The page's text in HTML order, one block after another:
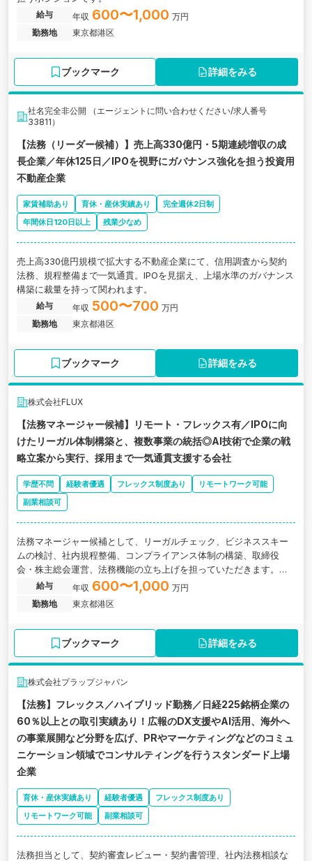
給与 年収 600〜1,000 万円
勤務地
東京都港区
ブックマーク 詳細をみる
社名完全非公開 （エージェントに問い合わせください/求人番号
33811）
【法務（リーダー候補）】売上高330億円・5期連続増収の成
長企業／年休125日／IPOを視野にガバナンス強化を担う投資用
不動産企業
家賃補助あり 育休・産休実績あり
完全週休2日制
年間休日120日以上
残業少なめ
売上高330億円規模で拡大する不動産企業にて、信用調査から契約
法務、規程整備まで一気通貫。IPOを見据え、上場水準のガバナンス
構築に裁量を持って関われます。
給与 年収 500〜700 万円
勤務地
東京都港区
ブックマーク 詳細をみる
株式会社FLUX
【法務マネージャー候補】リモート・フレックス有／IPOに向
けたリーガル体制構築と、複数事業の統括◎AI技術で企業の戦
略立案から実行、採用まで一気通貫支援する会社
学歴不問 経験者優遇 フレックス制度あり
リモートワーク可能
副業相談可
法務マネージャー候補として、リーガルチェック、ビジネススキー
ムの検討、社内規程整備、コンプライアンス体制の構築、取締役
会・株主総会運営、法務機能の立ち上げを担っていただきます。東
京都港区にある、AI技術で企業の戦略立案から実行、採用まで一気
通貫支援する会社の求人です
給与 年収 600〜1,000 万円
勤務地
東京都港区
ブックマーク 詳細をみる
株式会社プラップジャパン
【法務】フレックス／ハイブリッド勤務／日経225銘柄企業の
60％以上との取引実績あり！広報のDX支援やAI活用、海外へ
の事業展開など分野を広げ、PRやマーケティングなどのコミュ
ニケーション領域でコンサルティングを行うスタンダード上場
企業
育休・産休実績あり 経験者優遇
フレックス制度あり
リモートワーク可能
副業相談可
法務担当として、契約審査レビュー・契約書管理、社内法務相談な